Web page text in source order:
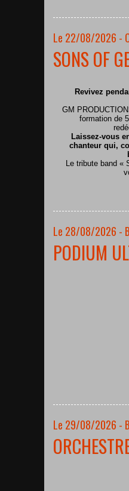
Le 22/08/2026 -
SONS OF
Revivez
GM
formation de
Laissez-vous
chanteur qui,
Le tribute band «
Le 28/08/2026 -
PODIUM
Le 29/08/2026 -